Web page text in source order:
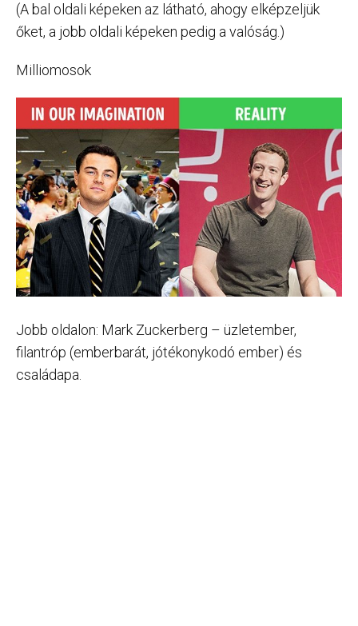
(A bal oldali képeken az látható, ahogy elképzeljük
őket, a jobb oldali képeken pedig a valóság.)
Milliomosok
Jobb oldalon: Mark Zuckerberg – üzletember,
filantróp (emberbarát, jótékonykodó ember) és
családapa.